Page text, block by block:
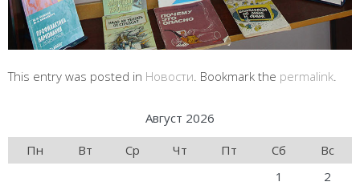
This entry was posted in Новости. Bookmark the permalink.
Август 2026
Пн
Вт Ср Чт Пт Сб
Вс
1
2